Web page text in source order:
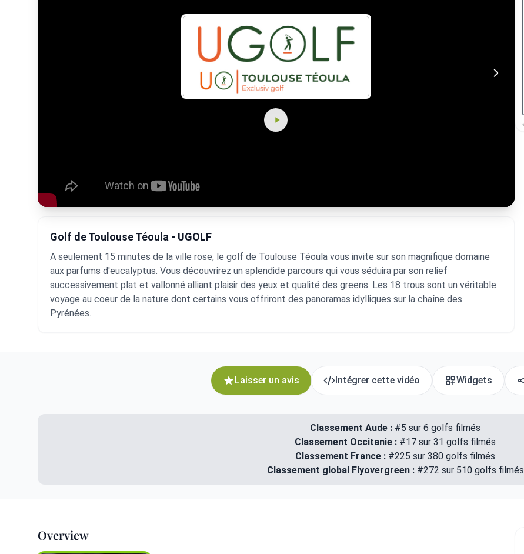
Golf de Toulouse Téoula - UGOLF
A seulement 15 minutes de la ville rose, le golf de Toulouse Téoula vous invite sur son magnifique domaine
aux parfums d'eucalyptus. Vous découvrirez un splendide parcours qui vous séduira par son relief
successivement plat et vallonné alliant plaisir des yeux et qualité des greens. Les 18 trous sont un véritable
voyage au coeur de la nature dont certains vous offriront des panoramas idylliques sur la chaîne des
Pyrénées.
Laisser un avis Intégrer cette vidéo Widgets
Classement Aude : #5 sur 6 golfs filmés
Classement Occitanie : #17 sur 31 golfs filmés
Classement France : #225 sur 380 golfs filmés
Classement global Flyovergreen : #272 sur 510 golfs filmés
Overview